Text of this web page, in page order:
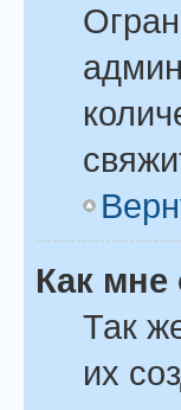
Как мне
Так
их